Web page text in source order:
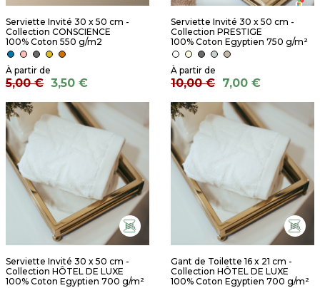
Serviette Invité 30 x 50 cm -
Collection CONSCIENCE
100% Coton 550 g/m2
5,00 € 3,50 €
Serviette Invité 30 x 50 cm -
Collection PRESTIGE
100% Coton Egyptien 750 g/m²
10,00 € 7,00 €
Serviette Invité 30 x 50 cm -
Collection HÔTEL DE LUXE
100% Coton Egyptien 700 g/m²
Gant de Toilette 16 x 21 cm -
Collection HÔTEL DE LUXE
100% Coton Egyptien 700 g/m²